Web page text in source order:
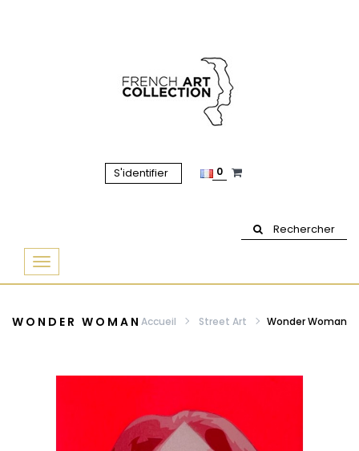
S'identifier 0
Rechercher
Basculer
la
WONDER WOMAN Accueil Street Art Wonder Woman